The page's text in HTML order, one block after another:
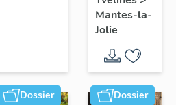
Mantes-la-
Jolie
Dossier Dossier